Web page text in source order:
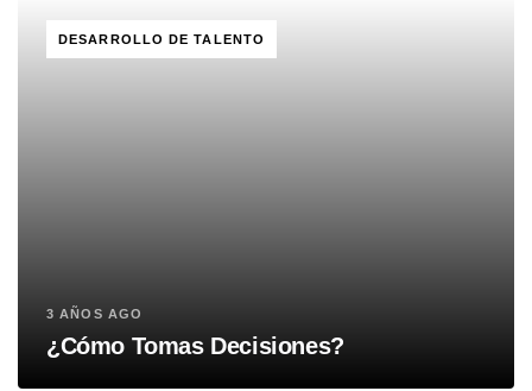
DESARROLLO DE TALENTO
3 AÑOS AGO
¿Cómo Tomas Decisiones?